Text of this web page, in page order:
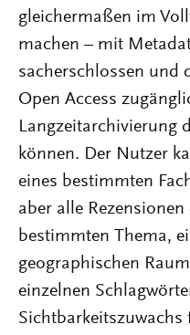
gleichermaßen im
machen – mit
sacherschlossen und
Open Access
Langzeitarchivierung
können. Der Nutzer
eines bestimmten
aber alle
bestimmten Thema,
geographischen
einzelnen